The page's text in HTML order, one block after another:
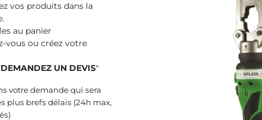
vos produits dans la
au panier
vous ou créez votre
DEMANDEZ UN DEVIS"
votre demande qui sera
plus brefs délais (24h max,